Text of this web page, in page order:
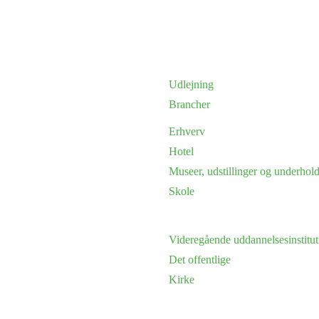
Udlejning
Brancher
Erhverv
Hotel
Museer, udstillinger og
Skole
Videregående
Det offentlige
Kirke